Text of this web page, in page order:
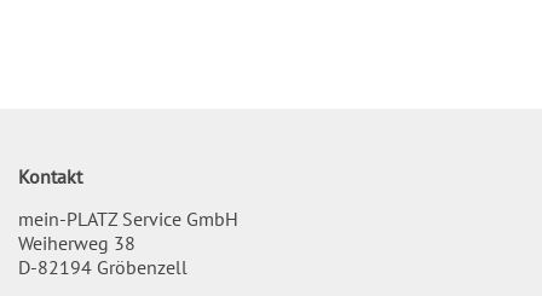
Kontakt
mein-PLATZ Service GmbH
Weiherweg 38
D-82194 Gröbenzell